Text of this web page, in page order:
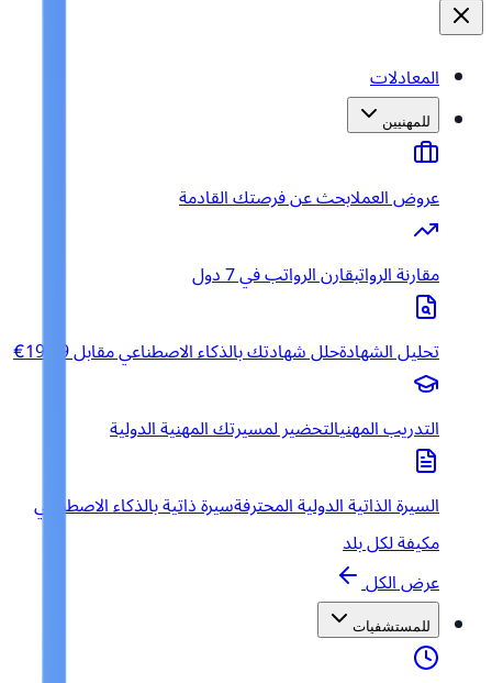
المعادلات
للمهنيين
عروض العملابحث عن فرصتك القادمة
مقارنة الرواتبقارن الرواتب في 7 دول
تحليل الشهادةحلل شهادتك بالذكاء الاصطناعي مقابل 19.99€
التدريب المهنيالتحضير لمسيرتك المهنية الدولية
السيرة الذاتية الدولية المحترفةسيرة ذاتية بالذكاء الاصطناعي
مكيفة لكل بلد
عرض الكل
للمستشفيات